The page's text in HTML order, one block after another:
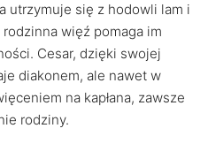
utrzymuje się z hodowli lam i
więź pomaga im
Cesar, dzięki swojej
diakonem, ale nawet w
na kapłana, zawsze
rodziny.